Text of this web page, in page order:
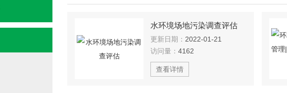
水环境场地污染调查评估
更新日期： 2022-01-21
访问量： 4162
查看详情